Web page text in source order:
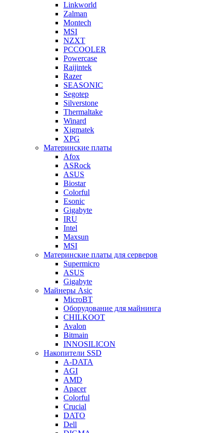
Linkworld
Zalman
Montech
MSI
NZXT
PCCOOLER
Powercase
Raijintek
Razer
SEASONIC
Segotep
Silverstone
Thermaltake
Winard
Xigmatek
XPG
Материнские платы
Afox
ASRock
ASUS
Biostar
Colorful
Esonic
Gigabyte
IRU
Intel
Maxsun
MSI
Материнские платы для серверов
Supermicro
ASUS
Gigabyte
Майнеры Asic
MicroBT
Оборудование для майнинга
CHILKOOT
Avalon
Bitmain
INNOSILICON
Накопители SSD
A-DATA
AGI
AMD
Apacer
Colorful
Crucial
DATO
Dell